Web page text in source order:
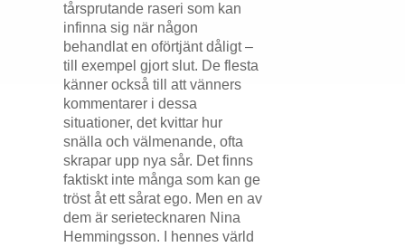
tårsprutande raseri som kan
infinna sig när någon
behandlat en oförtjänt dåligt –
till exempel gjort slut. De flesta
känner också till att vänners
kommentarer i dessa
situationer, det kvittar hur
snälla och välmenande, ofta
skrapar upp nya sår. Det finns
faktiskt inte många som kan ge
tröst åt ett sårat ego. Men en av
dem är serietecknaren Nina
Hemmingsson. I hennes värld